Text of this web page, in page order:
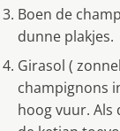
Boen de
dunne plakjes.
Girasol (
champignons
hoog vuur. Als